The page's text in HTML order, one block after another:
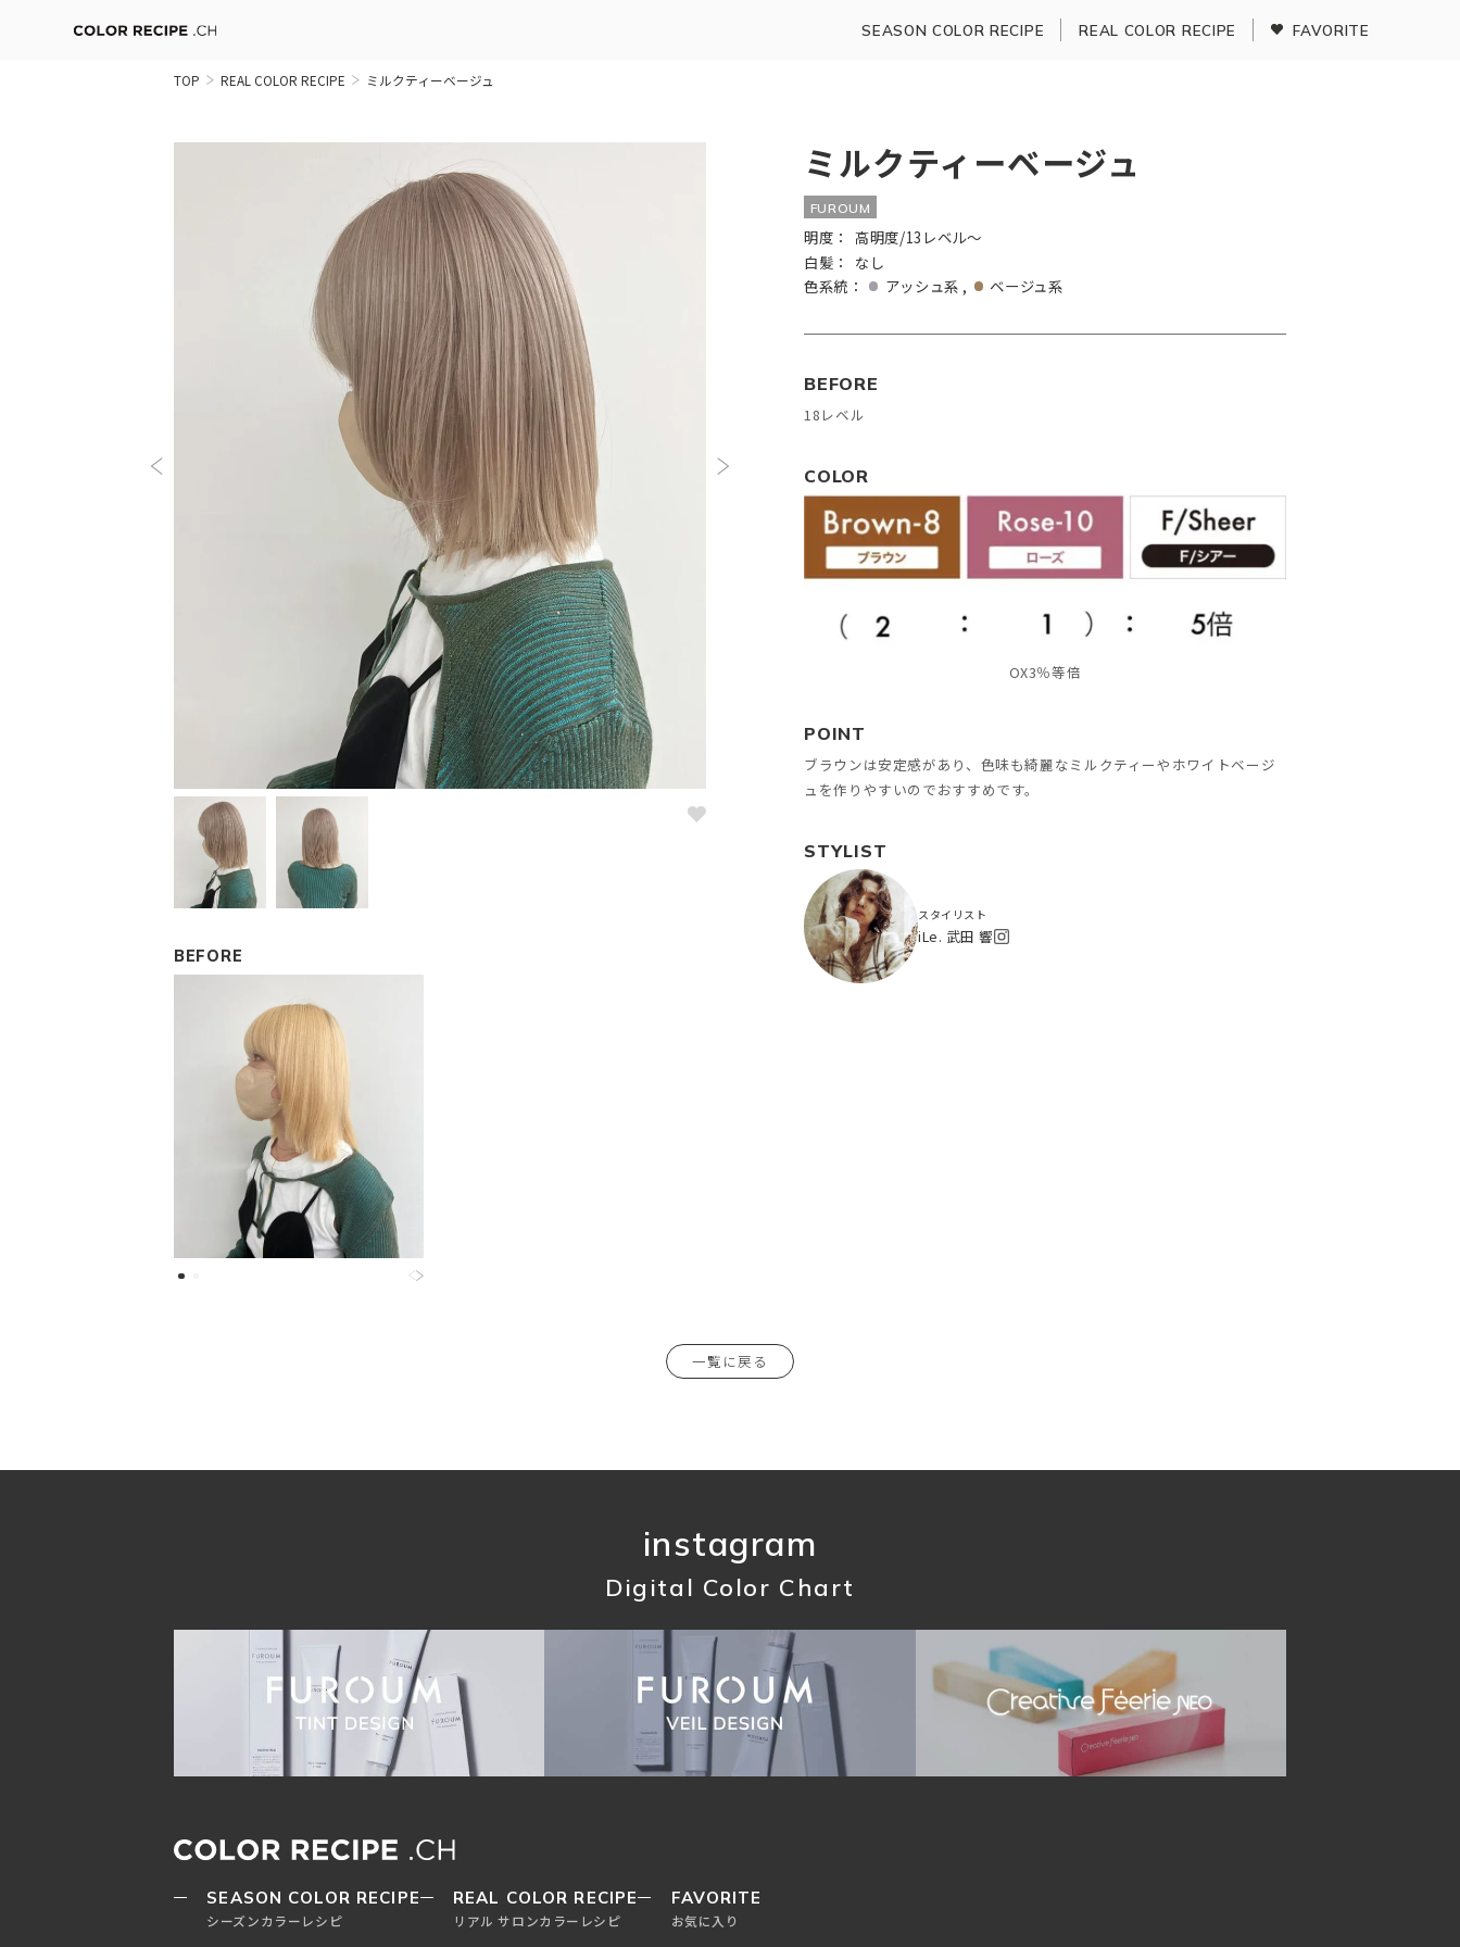
SEASON COLOR RECIPE REAL COLOR RECIPE FAVORITE
TOP REAL COLOR RECIPE ミルクティーベージュ
BEFORE
ミルクティーベージュ
FUROUM
明度： 高明度/13レベル〜
白髪：
なし
色系統：
アッシュ系 ベージュ系
BEFORE
18レベル
COLOR
OX3％等倍
POINT
ブラウンは安定感があり、色味も綺麗なミルクティーやホワイトベージ
ュを作りやすいのでおすすめです。
STYLIST
スタイリスト
iLe. 武田 響
一覧に戻る
instagram
Digital Color Chart
SEASON COLOR RECIPE
シーズンカラーレシピ
REAL COLOR RECIPE
リアル サロンカラーレシピ
FAVORITE
お気に入り